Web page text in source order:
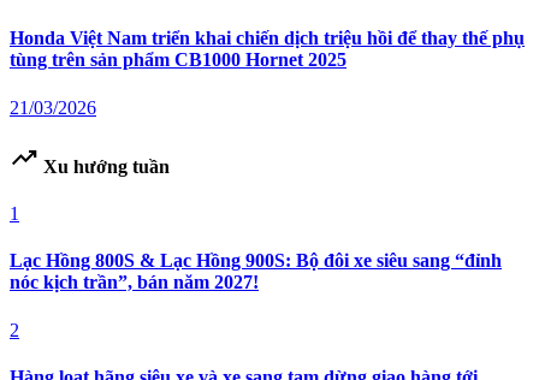
Honda Việt Nam triển khai chiến dịch triệu hồi để thay thế phụ
tùng trên sản phẩm CB1000 Hornet 2025
21/03/2026
trending_up Xu hướng tuần
1
Lạc Hồng 800S & Lạc Hồng 900S: Bộ đôi xe siêu sang “đỉnh
nóc kịch trần”, bán năm 2027!
2